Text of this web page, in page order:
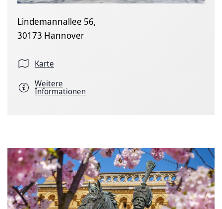
Lindemannallee 56,
30173 Hannover
Karte
Weitere
Informationen